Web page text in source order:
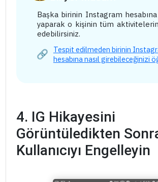
Başka birinin Instagram
yaparak o kişinin tüm
edebilirsiniz.
Tespit edilmeden birinin
hesabına nasıl girebileceğinizi
4. IG Hikayesini
Görüntüledikten
Kullanıcıyı Engelleyin